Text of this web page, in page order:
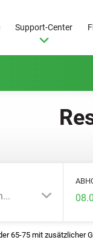
Support-Center
65-75 mit zusätzlicher